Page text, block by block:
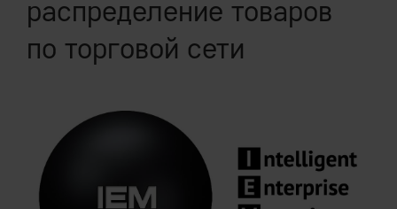
распределение товаров
по торговой сети